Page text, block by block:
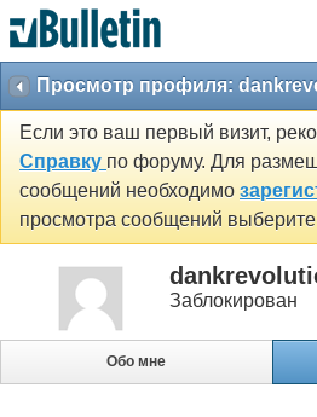
Просмотр профиля:
Если это ваш первый визит,
Справку по форуму. Для
сообщений необходимо
просмотра сообщений выберите
Заблокирован
Обо мне